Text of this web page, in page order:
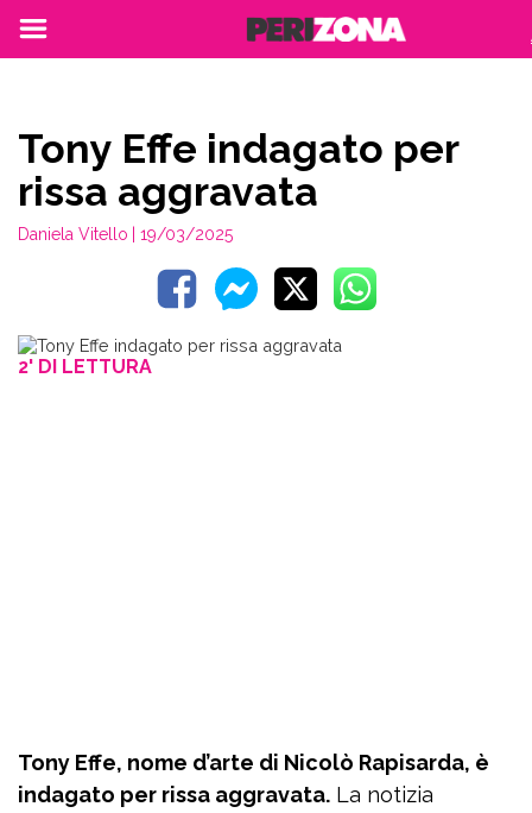
Tony Effe indagato per
rissa aggravata
Daniela Vitello | 19/03/2025
2' DI LETTURA
Tony Effe, nome d’arte di Nicolò Rapisarda, è
indagato per rissa aggravata. La notizia